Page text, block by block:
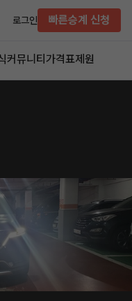
로그인 빠른승계 신청
커뮤니티 가격표제원